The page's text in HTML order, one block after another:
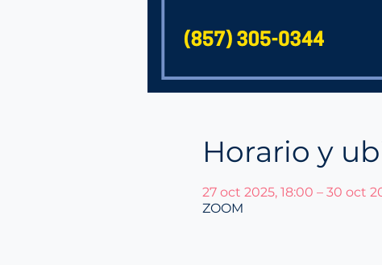
Horario y
27 oct 2025, 18:00 – 30 oct
ZOOM